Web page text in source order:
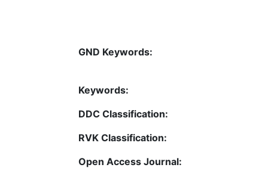
GND Keywords:
Keywords:
DDC Classification:
RVK Classification:
Open Access Journal: